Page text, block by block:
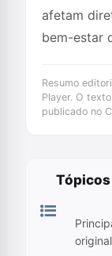
afetam
bem-estar
Resumo
Player. O
publicado no
original